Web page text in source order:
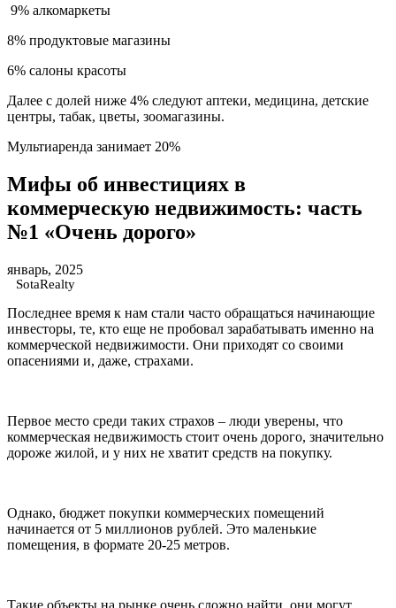
9% алкомаркеты
8% продуктовые магазины
6% салоны красоты
Далее с долей ниже 4% следуют аптеки, медицина, детские
центры, табак, цветы, зоомагазины.
Мультиаренда занимает 20%
Мифы об инвестициях в
коммерческую недвижимость: часть
№1 «Очень дорого»
январь, 2025
SotaRealty
Последнее время к нам стали часто обращаться начинающие
инвесторы, те, кто еще не пробовал зарабатывать именно на
коммерческой недвижимости. Они приходят со своими
опасениями и, даже, страхами.
Первое место среди таких страхов – люди уверены, что
коммерческая недвижимость стоит очень дорого, значительно
дороже жилой, и у них не хватит средств на покупку.
Однако, бюджет покупки коммерческих помещений
начинается от 5 миллионов рублей. Это маленькие
помещения, в формате 20-25 метров.
Такие объекты на рынке очень сложно найти, они могут